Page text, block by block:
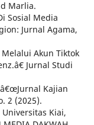
Marlia.
Sosial Media
Jurnal Agama,
Akun Tiktok
Jurnal Studi
Kajian
2 (2025).
Kiai,